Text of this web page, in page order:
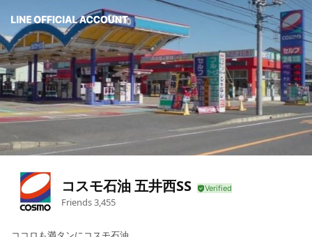
コスモ石油 五井西SS
Friends3,455